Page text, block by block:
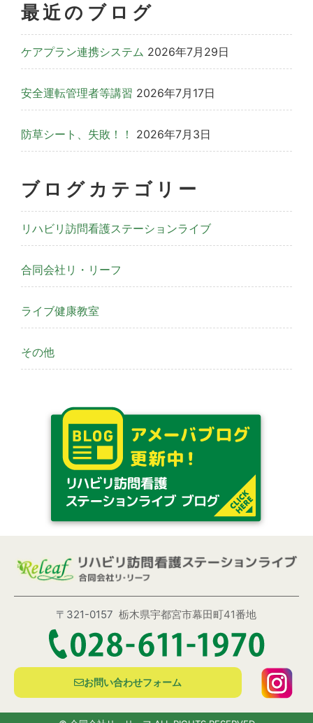
最近のブログ
ケアプラン連携システム 2026年7月29日
安全運転管理者等講習 2026年7月17日
防草シート、失敗！！ 2026年7月3日
ブログカテゴリー
リハビリ訪問看護ステーションライブ
合同会社リ・リーフ
ライブ健康教室
その他
〒321-0157栃木県宇都宮市幕田町41番地
お問い合わせフォーム